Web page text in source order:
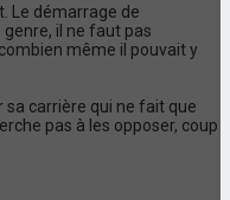
Le démarrage de
il ne faut pas
même il pouvait y
sa carrière qui ne fait que
pas à les opposer, coup